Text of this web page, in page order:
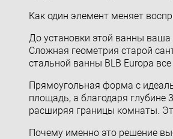
Как один элемент меняет
До установки этой ванны ваша
Сложная геометрия старой
стальной ванны BLB Europa
Прямоугольная форма с
площадь, а благодаря глубине
расширяя границы комнаты.
Почему именно это решение